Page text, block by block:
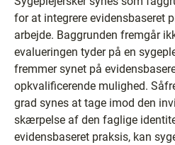
for at integrere evidensbaseret
arbejde. Baggrunden fremgår
evalueringen tyder på en
fremmer synet på
opkvalificerende mulighed.
grad synes at tage imod den
skærpelse af den faglige
evidensbaseret praksis, kan